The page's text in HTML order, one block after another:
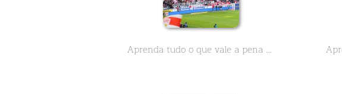
Aprenda tudo o que vale a pena saber sobre a Mercedes-Benz Arena em Stuttgart. 9 lições curtas